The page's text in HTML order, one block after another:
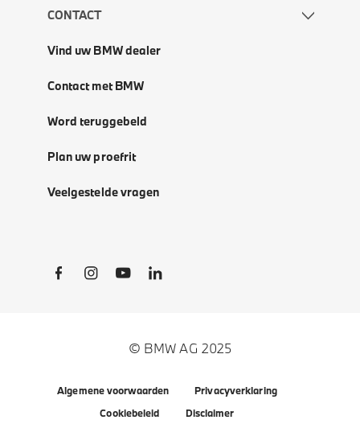
CONTACT
Vind uw BMW dealer
Contact met BMW
Word teruggebeld
Plan uw proefrit
Veelgestelde vragen
Social Links
© BMW AG 2025
Algemene voorwaarden
Privacyverklaring
Cookiebeleid
Disclaimer